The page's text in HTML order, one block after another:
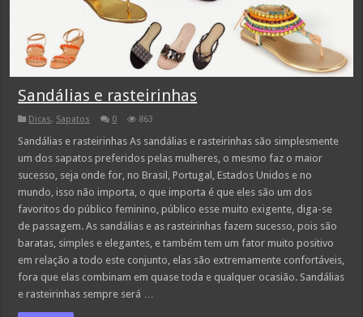
Sandálias e rasteirinhas
Dicas, Sapatos 0 863
Sandálias e rasteirinhas As sandálias e rasteirinhas são simplesmente
um dos sapatos preferidos pelas mulheres, o mesmo faz o maior
sucesso, seja onde for, no Brasil, Portugal, Estados Unidos e no
mundo, isso não importa, o que importa é que eles são um dos
favoritos do público feminino, público esse muito exigente, diga-se
de passagem. As sandálias e as rasteirinhas fazem sucesso, pois são
baratas, simples e elegantes, e também tem um fator muito positivo
em relação a todo este conjunto, elas são extremamente confortáveis,
fora que elas combinam em quase toda e qualquer ocasião. Sandálias
e rasteirinhas sempre será …